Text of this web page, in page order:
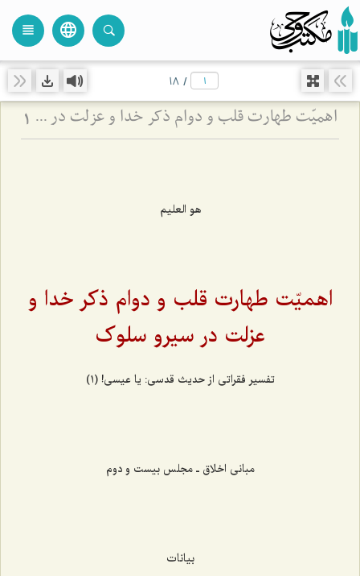
language
view_headline
/
18
اهمیّت طهارت قلب و دوام ذکر خدا و عزلت در سیروسلوک 1
هو العلیم
اهمیّت طهارت قلب و دوام ذکر خدا و
عزلت در سیرو سلوک
تفسیر فقراتی از حدیث قدسی: یا عیسی! (١)
مبانی اخلاق ـ مجلس بیست و دوم
بیانات